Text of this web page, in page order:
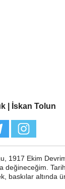
| İskan Tolun
1917 Ekim
değineceğim.
baskılar altında